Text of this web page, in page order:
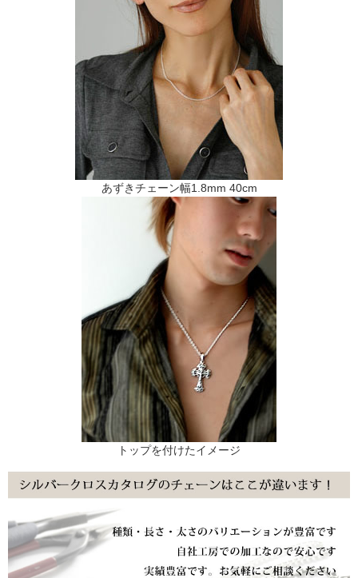
あずきチェーン幅1.8mm 40cm
トップを付けたイメージ